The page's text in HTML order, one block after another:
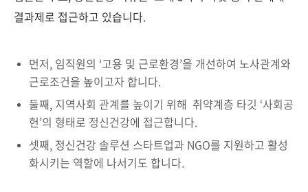
결과제로 접근하고 있습니다.
먼저, 임직원의 ‘고용 및 근로환경’을 개선하여 노사관계와
근로조건을 높이고자 합니다.
둘째, 지역사회 관계를 높이기 위해 취약계층 타깃 ‘사회공
헌’의 형태로 정신건강에 접근합니다.
셋째, 정신건강 솔루션 스타트업과 NGO를 지원하고 활성
화시키는 역할에 나서기도 합니다.